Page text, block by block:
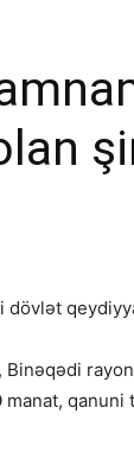
Binəqədi
manat, qanuni